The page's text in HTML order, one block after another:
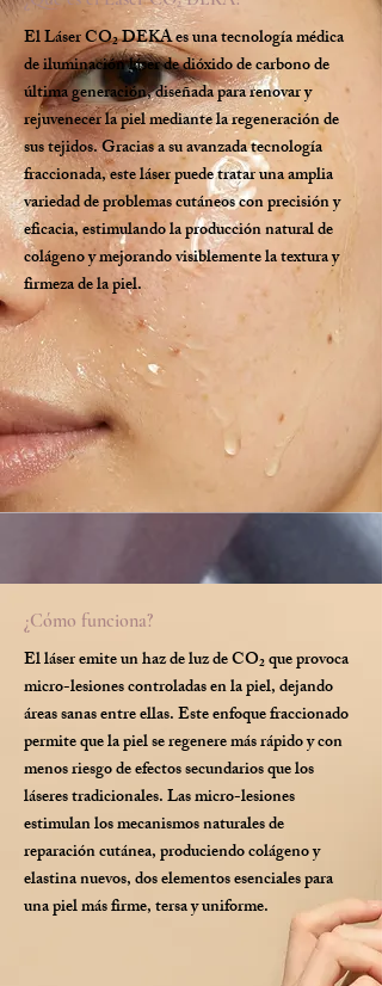
El Láser CO₂ DEKA es una tecnología médica
de iluminación láser de dióxido de carbono de
última generación, diseñada para renovar y
rejuvenecer la piel mediante la regeneración de
sus tejidos. Gracias a su avanzada tecnología
fraccionada, este láser puede tratar una amplia
variedad de problemas cutáneos con precisión y
eficacia, estimulando la producción natural de
colágeno y mejorando visiblemente la textura y
firmeza de la piel.
¿Cómo funciona?
El láser emite un haz de luz de CO₂ que provoca
micro-lesiones controladas en la piel, dejando
áreas sanas entre ellas. Este enfoque fraccionado
permite que la piel se regenere más rápido y con
menos riesgo de efectos secundarios que los
láseres tradicionales. Las micro-lesiones
estimulan los mecanismos naturales de
reparación cutánea, produciendo colágeno y
elastina nuevos, dos elementos esenciales para
una piel más firme, tersa y uniforme.